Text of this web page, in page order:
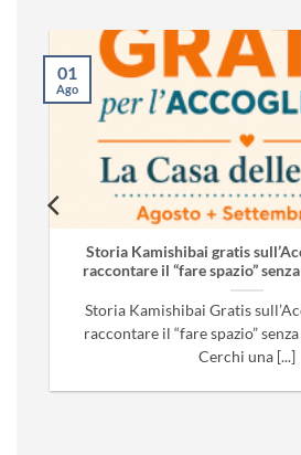
Storia Kamishibai gratis
raccontare il “fare spazio”
Storia Kamishibai Gratis
raccontare il “fare spazio”
Cerchi una [...]
01
Ago